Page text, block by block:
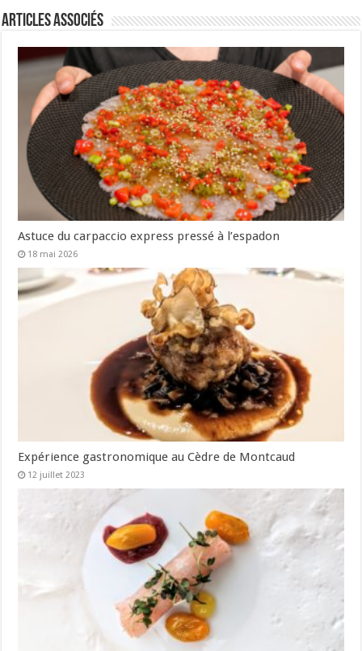
Articles associés
Astuce du carpaccio express pressé à l’espadon
18 mai 2026
Expérience gastronomique au Cèdre de Montcaud
12 juillet 2023